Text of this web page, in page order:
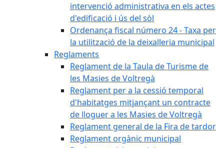
intervenció administrativa en els actes
d'edificació i ús del sòl
Ordenança fiscal número 24 - Taxa per
la utilització de la deixalleria municipal
Reglaments
Reglament de la Taula de Turisme de
les Masies de Voltregà
Reglament per a la cessió temporal
d'habitatges mitjançant un contracte
de lloguer a les Masies de Voltregà
Reglament general de la Fira de tardor
Reglament orgànic municipal